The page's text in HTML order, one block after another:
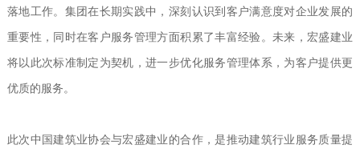
落地工作。集团在长期实践中，深刻认识到客户满意度对企业发展的
重要性，同时在客户服务管理方面积累了丰富经验。未来，宏盛建业
将以此次标准制定为契机，进一步优化服务管理体系，为客户提供更
优质的服务。
此次中国建筑业协会与宏盛建业的合作，是推动建筑行业服务质量提